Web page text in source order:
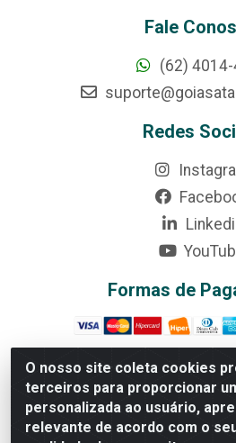
O nosso site coleta cookies
terceiros para proporcionar
personalizada ao usuário,
relevante de acordo com o
Fale
(62)
Redes
Formas de
Rede Brasil - Avenida
Américas II Etapa - Anápolis/
CNPJ 07.728.073/